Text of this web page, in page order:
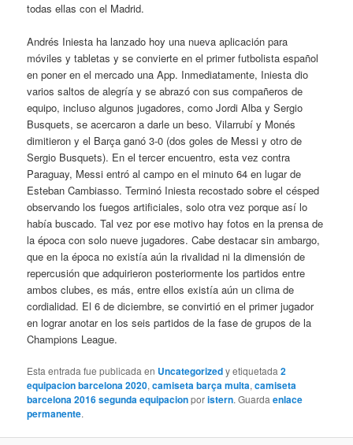
todas ellas con el Madrid.
Andrés Iniesta ha lanzado hoy una nueva aplicación para
móviles y tabletas y se convierte en el primer futbolista español
en poner en el mercado una App. Inmediatamente, Iniesta dio
varios saltos de alegría y se abrazó con sus compañeros de
equipo, incluso algunos jugadores, como Jordi Alba y Sergio
Busquets, se acercaron a darle un beso. Vilarrubí y Monés
dimitieron y el Barça ganó 3-0 (dos goles de Messi y otro de
Sergio Busquets). En el tercer encuentro, esta vez contra
Paraguay, Messi entró al campo en el minuto 64 en lugar de
Esteban Cambiasso. Terminó Iniesta recostado sobre el césped
observando los fuegos artificiales, solo otra vez porque así lo
había buscado. Tal vez por ese motivo hay fotos en la prensa de
la época con solo nueve jugadores. Cabe destacar sin ambargo,
que en la época no existía aún la rivalidad ni la dimensión de
repercusión que adquirieron posteriormente los partidos entre
ambos clubes, es más, entre ellos existía aún un clima de
cordialidad. El 6 de diciembre, se convirtió en el primer jugador
en lograr anotar en los seis partidos de la fase de grupos de la
Champions League.
Esta entrada fue publicada en Uncategorizedy etiquetada2
equipacion barcelona 2020,camiseta barça multa,camiseta
barcelona 2016 segunda equipacionporistern. Guardaenlace
permanente.